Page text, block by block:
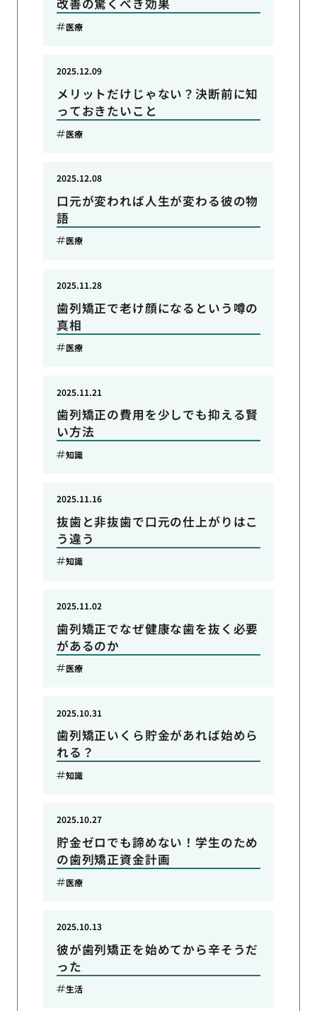
改善の驚くべき効果
医療
メリットだけじゃない？決断前に知
っておきたいこと
2025.12.09
医療
口元が変われば人生が変わる彼の物
語
2025.12.08
医療
歯列矯正で老け顔になるという噂の
真相
2025.11.28
医療
歯列矯正の費用を少しでも抑える賢
い方法
2025.11.21
知識
抜歯と非抜歯で口元の仕上がりはこ
う違う
2025.11.16
知識
歯列矯正でなぜ健康な歯を抜く必要
があるのか
2025.11.02
医療
歯列矯正いくら貯金があれば始めら
れる？
2025.10.31
知識
貯金ゼロでも諦めない！学生のため
の歯列矯正資金計画
2025.10.27
医療
彼が歯列矯正を始めてから辛そうだ
った
2025.10.13
生活